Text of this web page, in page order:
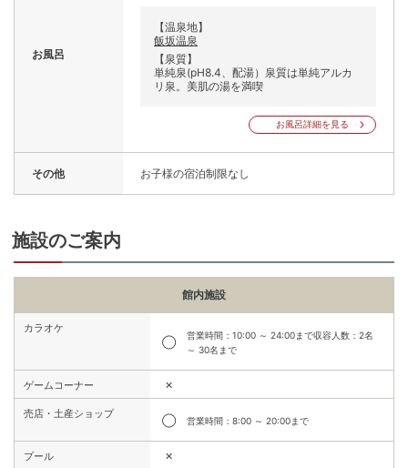
お風呂
【温泉地】
飯坂温泉
【泉質】
単純泉(pH8.4、配湯）泉質は単純アルカ
リ泉。美肌の湯を満喫
お風呂詳細を見る
その他 お子様の宿泊制限なし
施設のご案内
館内施設
カラオケ
◯
営業時間：10:00 ～ 24:00まで収容人数：2名
～ 30名まで
ゲームコーナー ✕
売店・土産ショップ
◯ 営業時間：8:00 ～ 20:00まで
プール ✕